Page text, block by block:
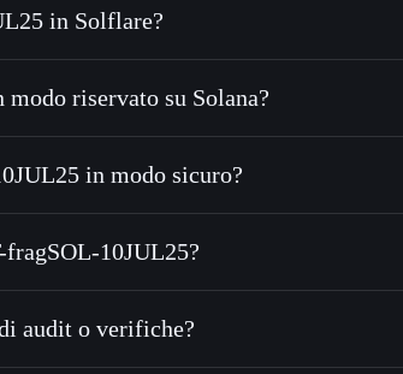
in Solflare?
USDC o in migliaia di altri token Solana al
FRAGSOL nel tempo
collegare pubblicamente i wallet usando
riservato su Solana?
in modo sicuro?
wallet non-custodial
10JUL25?
10JUL25
PT-FRAGSOL
audit o verifiche?